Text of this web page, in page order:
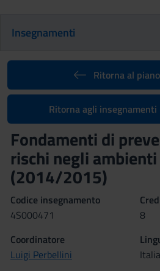
Insegnamenti
Ritorna al
Ritorna agli
Fondamenti di
rischi negli
(2014/2015)
Codice insegnamento
4S000471
8
Coordinatore
Luigi Perbellini